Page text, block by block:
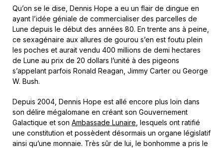
Qu’on se le dise, Dennis Hope a eu un flair de dingue en
ayant l’idée géniale de commercialiser des parcelles de
Lune depuis le début des années 80. En trente ans à peine,
ce sexagénaire aux allures de gourou s’en est foutu plein
les poches et aurait vendu 400 millions de demi hectares
de Lune au prix de 20 dollars l’unité à des pigeons
s’appelant parfois Ronald Reagan, Jimmy Carter ou George
W. Bush.
Depuis 2004, Dennis Hope est allé encore plus loin dans
son délire mégalomane en créant son Gouvernement
Galactique et son Ambassade Lunaire , lesquels ont ratifié
une constitution et possèdent désormais un organe législatif
ainsi qu’une monnaie. Très sûr de lui, le bonhomme a pris le